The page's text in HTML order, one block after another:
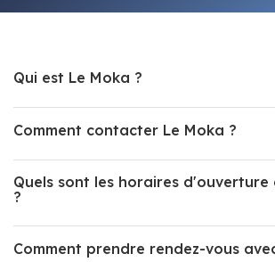
Qui est Le Moka ?
Comment contacter Le Moka ?
Quels sont les horaires d'ouverture
?
Comment prendre rendez-vous